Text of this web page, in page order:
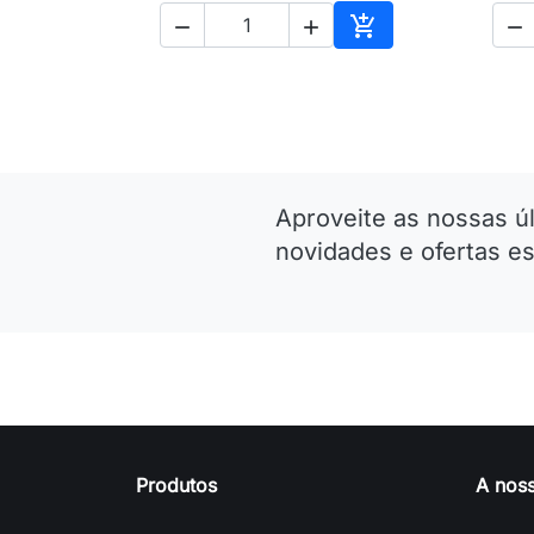
  
Adicionar ao

Aproveite as nossas
novidades e ofertas
Produtos A